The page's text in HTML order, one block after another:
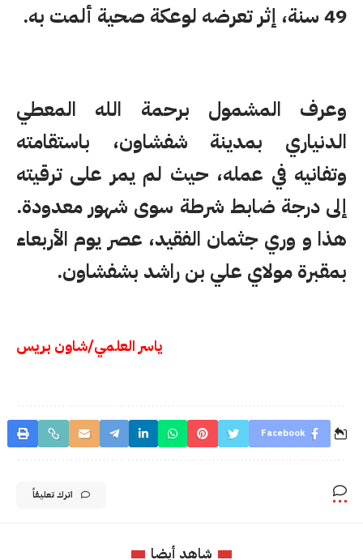
49 سنة، إثر تعرضه لوعكة صحية ألمت به.
وعرف المشمول برحمة الله المعطي
الدنياري بمدينة شفشاون، باستقامته
وتفانيه في عمله، حيث لم يمر على ترقيته
إلى درجة ضابط شرطة سوى شهور معدودة.
هذا و وري جثمان الفقيد، عصر يوم الأربعاء
بمقبرة مولاي علي بن راشد بشفشاون.
ياسر العلمي/شاون بريس
Facebook
اترك تعليقاً
شاهد أيضا